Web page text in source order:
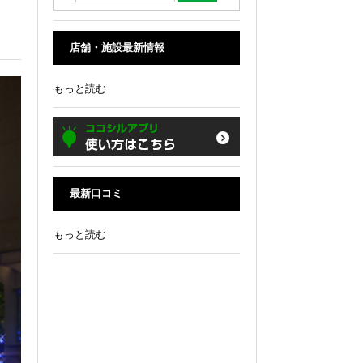
店舗・施設最新情報
もっと読む
最新口コミ
もっと読む